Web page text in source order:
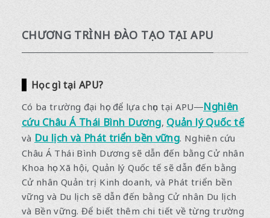
CHƯƠNG TRÌNH ĐÀO TẠO TẠI APU
Học gì tại APU?
Có ba trường đại học để lựa chọn tại APU―Nghiên
cứu Châu Á Thái Bình Dương, Quản lý Quốc tế
và Du lịch và Phát triển bền vững. Nghiên cứu
Châu Á Thái Bình Dương sẽ dẫn đến bằng Cử nhân
Khoa học Xã hội, Quản lý Quốc tế sẽ dẫn đến bằng
Cử nhân Quản trị Kinh doanh, và Phát triển bền
vững và Du lịch sẽ dẫn đến bằng Cử nhân Du lịch
và Bền vững. Để biết thêm chi tiết về từng trường